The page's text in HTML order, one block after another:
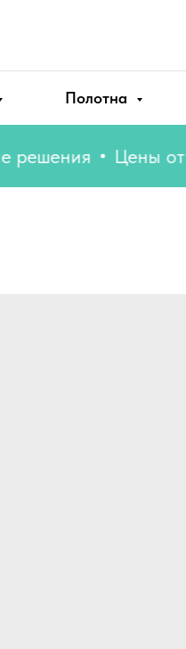
Полотна
Цены от